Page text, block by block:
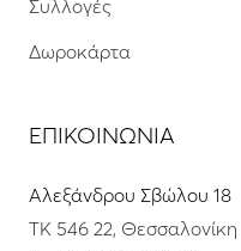
Συλλογές
Δωροκάρτα
ΕΠΙΚΟΙΝΩΝΙΑ
Αλεξάνδρου Σβώλου 18
ΤΚ 546 22, Θεσσαλονίκη